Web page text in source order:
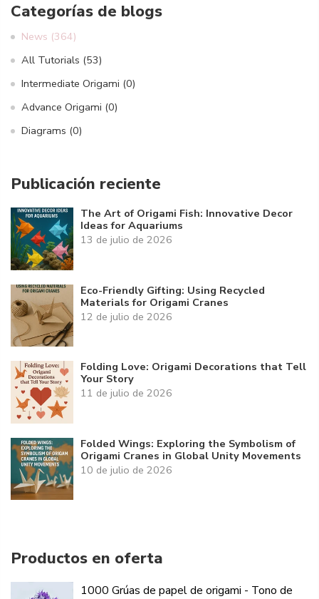
Categorías de blogs
News (364)
All Tutorials (53)
Intermediate Origami (0)
Advance Origami (0)
Diagrams (0)
Publicación reciente
The Art of Origami Fish: Innovative Decor
Ideas for Aquariums
13 de julio de 2026
Eco-Friendly Gifting: Using Recycled
Materials for Origami Cranes
12 de julio de 2026
Folding Love: Origami Decorations that Tell
Your Story
11 de julio de 2026
Folded Wings: Exploring the Symbolism of
Origami Cranes in Global Unity Movements
10 de julio de 2026
Productos en oferta
1000 Grúas de papel de origami - Tono de